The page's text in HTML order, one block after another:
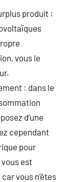
produit :
vous le
: dans le
d’une
cependant
pour
vous est
vous n’êtes